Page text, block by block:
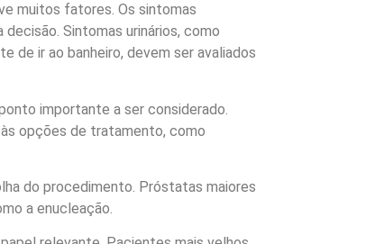
muitos fatores. Os sintomas
Sintomas urinários, como
de ir ao banheiro, devem ser avaliados
importante a ser considerado.
opções de tratamento, como
do procedimento. Próstatas maiores
a enucleação.